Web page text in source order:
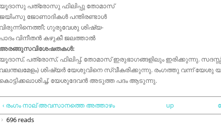
യൂദാസു പത്രോസു ഫിലിപ്പു തോമാസ്‌
ജയിംസു ജോണാദികൾ പന്തിരണ്ടാൾ
വിരുന്നിനെത്തീ; ഗുരുവേശു ശിഷ്യ-
പാദം വിനീതൻ കഴുകീ ജലത്താൽ
അരങ്ങുസവിശേഷതകൾ:
യൂദാസ്‌, പത്രോസ്‌, ഫിലിപ്പ്‌, തോമാസ്‌ ഇരുഭാഗങ്ങളിലും ഇരിക്കുന്നു.
വലന്തലമേളം) ശിഷ്യർ യേശുവിനെ സ്വീകരിക്കുന്നു. രംഗത്തു വന്ന്‌ യേശു
കൊട്ടിക്കലാശിച്ച്‌, യേശുദേവൻ അടുത്ത പദം ആടുന്നു.
‹ രംഗം നാല് അവസാനത്തെ അത്താഴം up
696 reads